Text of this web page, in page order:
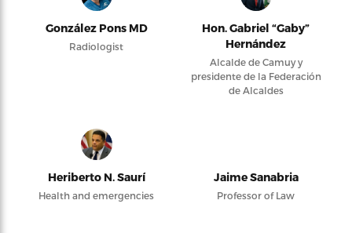
González Pons MD
Radiologist
Hon. Gabriel “Gaby”
Hernández
Alcalde de Camuy y
presidente de la Federación
de Alcaldes
Heriberto N. Saurí
Health and emergencies
Jaime Sanabria
Professor of Law